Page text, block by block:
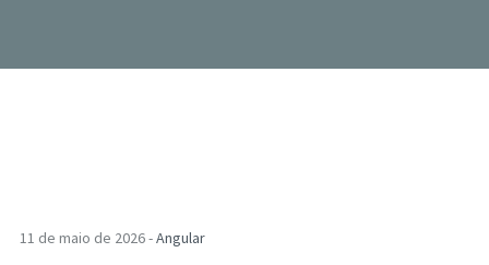
11 de maio de 2026 -Angular